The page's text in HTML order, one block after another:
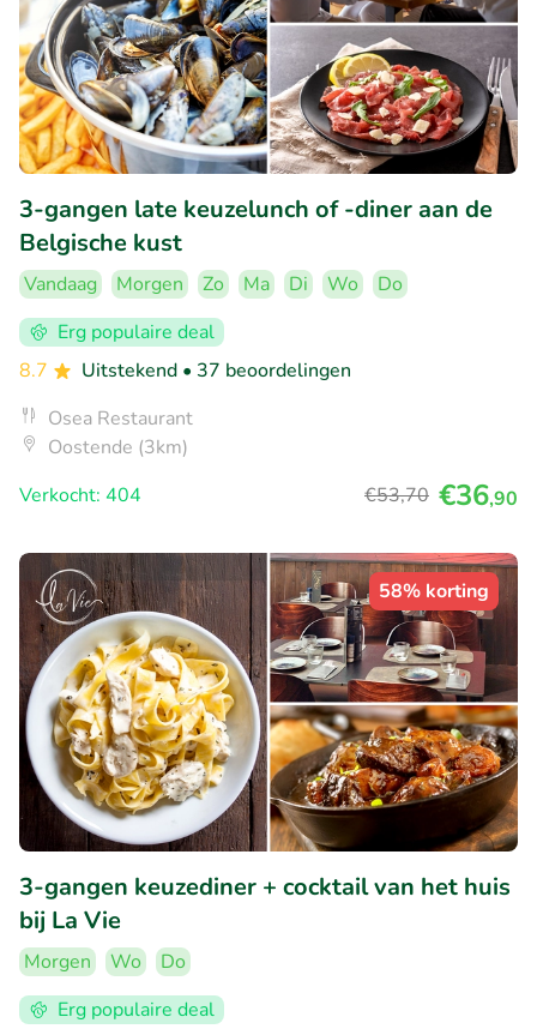
3-gangen late keuzelunch of -diner aan de
Belgische kust
Vandaag Morgen Zo Ma Di Wo
Do
Erg populaire deal
8.7
Uitstekend • 37 beoordelingen
Osea Restaurant
Oostende (3km)
Verkocht: 404
€53,70 €36,90
58% korting
3-gangen keuzediner + cocktail van het huis
bij La Vie
Morgen Wo
Do
Erg populaire deal